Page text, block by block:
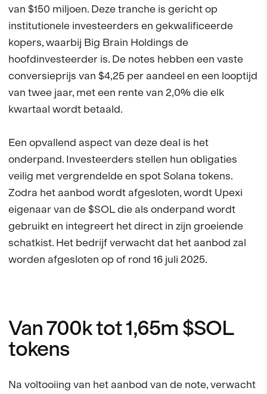
van $150 miljoen. Deze tranche is gericht op
institutionele investeerders en gekwalificeerde
kopers, waarbij Big Brain Holdings de
hoofdinvesteerder is. De notes hebben een vaste
conversieprijs van $4,25 per aandeel en een looptijd
van twee jaar, met een rente van 2,0% die elk
kwartaal wordt betaald.
Een opvallend aspect van deze deal is het
onderpand. Investeerders stellen hun obligaties
veilig met vergrendelde en spot Solana tokens.
Zodra het aanbod wordt afgesloten, wordt Upexi
eigenaar van de $SOL die als onderpand wordt
gebruikt en integreert het direct in zijn groeiende
schatkist. Het bedrijf verwacht dat het aanbod zal
worden afgesloten op of rond 16 juli 2025.
Van 700k tot 1,65m $SOL
tokens
Na voltooiing van het aanbod van de note, verwacht